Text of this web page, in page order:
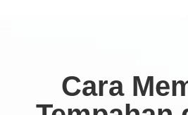
Cara